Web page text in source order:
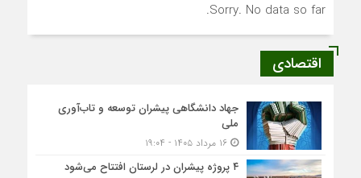
Sorry. No data so far.
اقتصادی
جهاد دانشگاهی پیشران توسعه و تاب‌آوری
ملی
۱۶ مرداد ۱۴۰۵ - ۱۹:۰۴
۴ پروژه پیشران در لرستان افتتاح می‌شود